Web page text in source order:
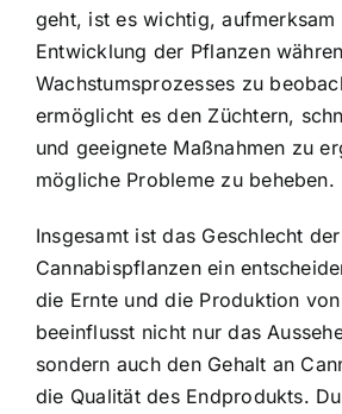
geht, ist es wichtig, aufmerksam
Entwicklung der Pflanzen
Wachstumsprozesses zu
ermöglicht es den Züchtern,
und geeignete Maßnahmen zu
mögliche Probleme zu beheben.
Insgesamt ist das Geschlecht der
Cannabispflanzen ein
die Ernte und die Produktion
beeinflusst nicht nur das
sondern auch den Gehalt an
die Qualität des Endprodukts.